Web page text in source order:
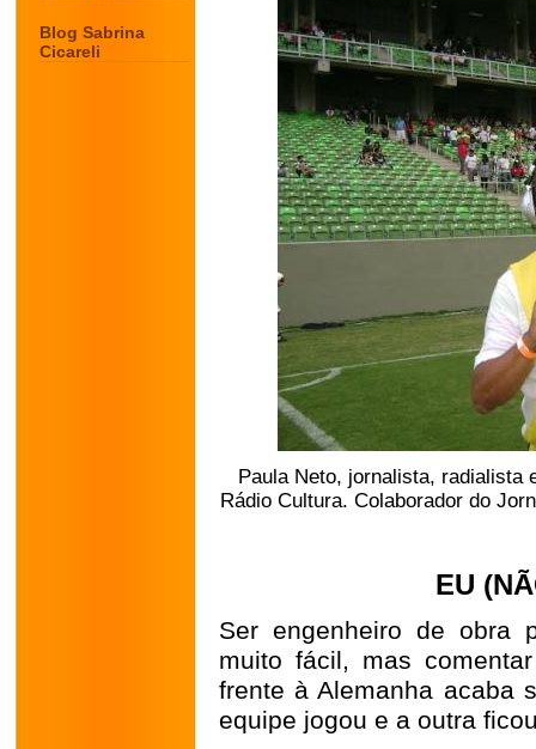
Blog Sabrina
Cicareli
Paula Neto, jornalista, radialista
Rádio Cultura. Colaborador do
EU
Ser engenheiro de obra
muito fácil, mas
frente à Alemanha acaba
equipe jogou e a outra